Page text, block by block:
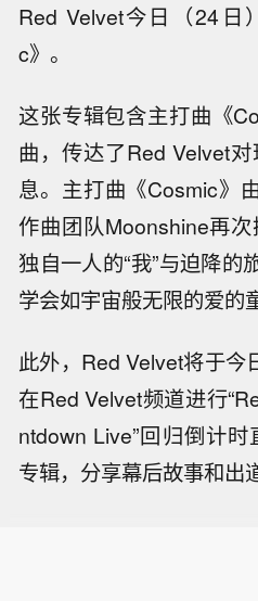
Red Velvet今日（24日
c》。
这张专辑包含主打曲《
曲，传达了Red Velvet
息。主打曲《Cosmic》
作曲团队Moonshine再
独自一人的“我”与迫降的
学会如宇宙般无限的爱的
此外，Red Velvet将于今
在Red Velvet频道进行
ntdown Live”回归倒计
专辑，分享幕后故事和出